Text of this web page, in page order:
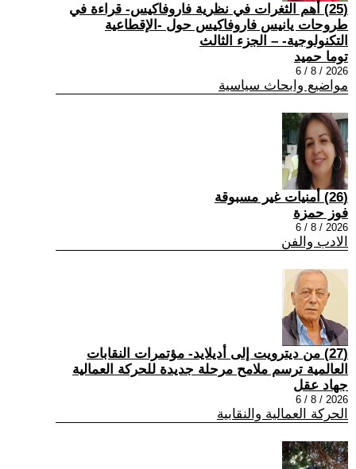
(25) أهم الثغرات في نظرية فاروفاكيس- قراءة في
طروحات يانيس فاروفاكيس حول -الإقطاعية
التكنولوجية- – الجزء الثالث
توما حميد
2026 / 8 / 6
مواضيع وابحاث سياسية
(26) أمنيات غير مسبوقة
فوز حمزة
2026 / 8 / 6
الادب والفن
(27) من ديترويت إلى أديلايد- مؤتمرات النقابات
العالمية ترسم ملامح مرحلة جديدة للحركة العمالية
جهاد عقل
2026 / 8 / 6
الحركة العمالية والنقابية